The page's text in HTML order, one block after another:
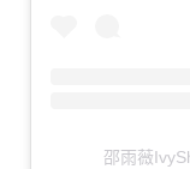
邵雨薇